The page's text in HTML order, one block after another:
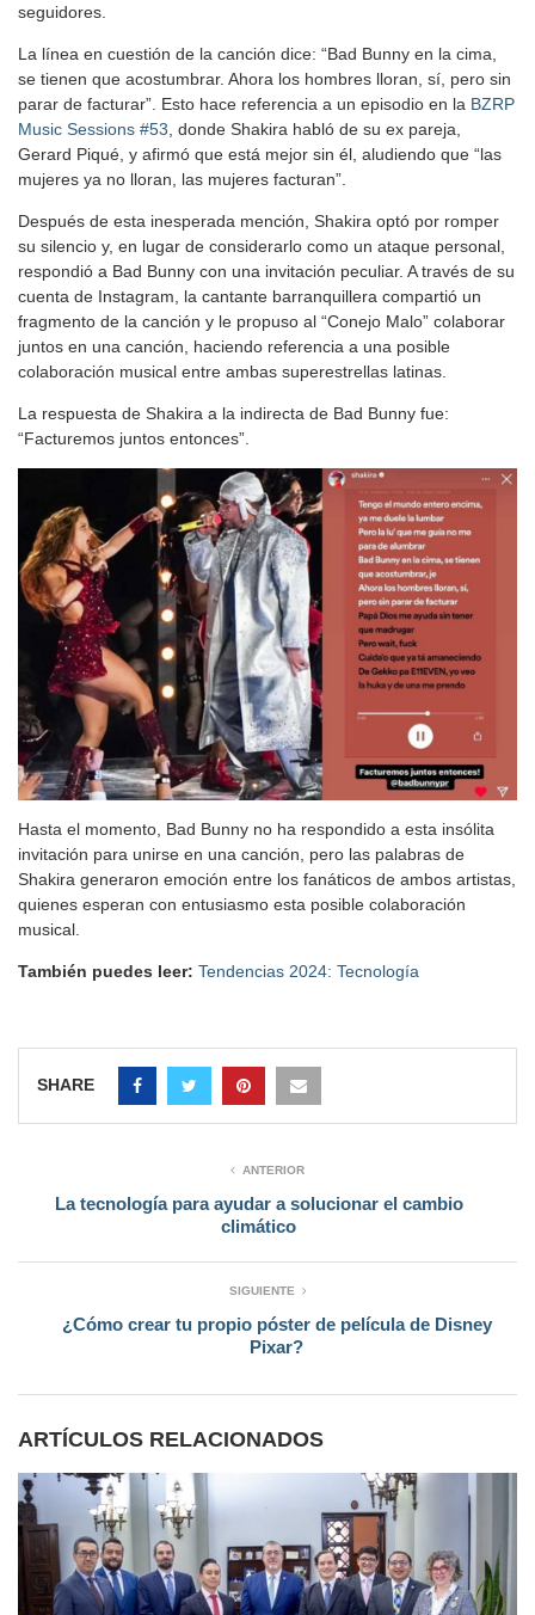
seguidores.
La línea en cuestión de la canción dice: “Bad Bunny en la cima,
se tienen que acostumbrar. Ahora los hombres lloran, sí, pero sin
parar de facturar”. Esto hace referencia a un episodio en la BZRP
Music Sessions #53 , donde Shakira habló de su ex pareja,
Gerard Piqué, y afirmó que está mejor sin él, aludiendo que “las
mujeres ya no lloran, las mujeres facturan”.
Después de esta inesperada mención, Shakira optó por romper
su silencio y, en lugar de considerarlo como un ataque personal,
respondió a Bad Bunny con una invitación peculiar. A través de su
cuenta de Instagram, la cantante barranquillera compartió un
fragmento de la canción y le propuso al “Conejo Malo” colaborar
juntos en una canción, haciendo referencia a una posible
colaboración musical entre ambas superestrellas latinas.
La respuesta de Shakira a la indirecta de Bad Bunny fue:
“Facturemos juntos entonces”.
Hasta el momento, Bad Bunny no ha respondido a esta insólita
invitación para unirse en una canción, pero las palabras de
Shakira generaron emoción entre los fanáticos de ambos artistas,
quienes esperan con entusiasmo esta posible colaboración
musical.
También puedes leer: Tendencias 2024: Tecnología
SHARE
ANTERIOR
La tecnología para ayudar a solucionar el cambio
climático
SIGUIENTE
¿Cómo crear tu propio póster de película de Disney
Pixar?
ARTÍCULOS RELACIONADOS